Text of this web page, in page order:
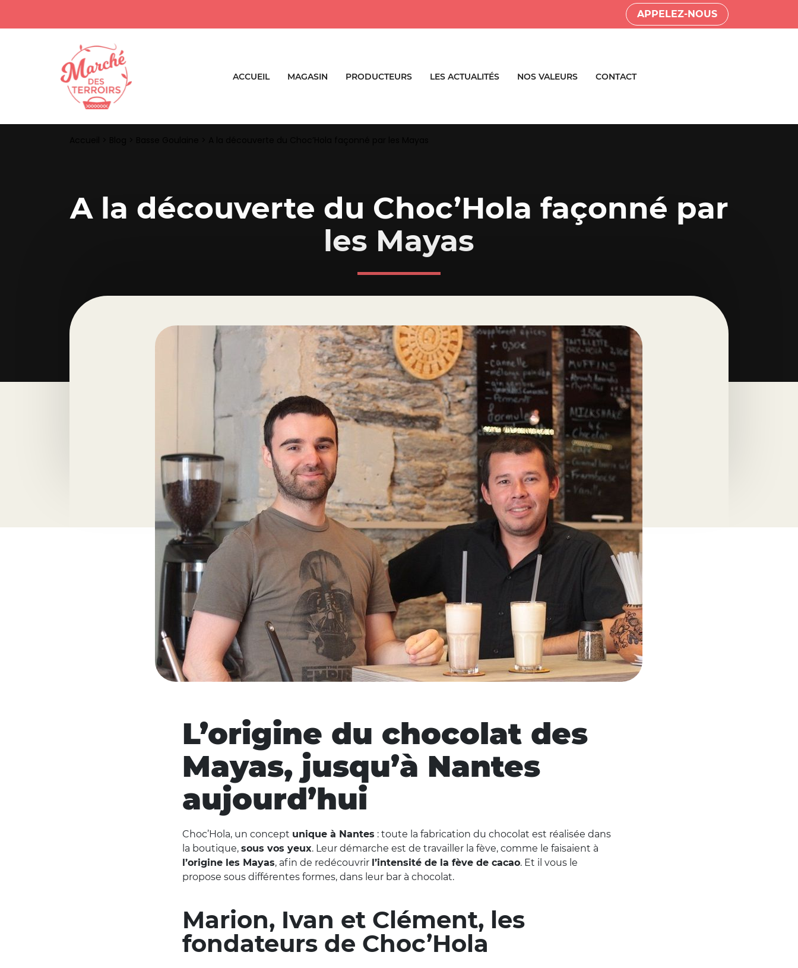
APPELEZ-NOUS
ACCUEIL MAGASIN PRODUCTEURS LES ACTUALITÉS NOS VALEURS CONTACT
A la découverte du Choc’Hola façonné par
les Mayas
L’origine du chocolat des
Mayas, jusqu’à Nantes
aujourd’hui
Choc’Hola, un concept unique à Nantes : toute la fabrication du chocolat est réalisée dans
la boutique, sous vos yeux. Leur démarche est de travailler la fève, comme le faisaient à
l’origine les Mayas, afin de redécouvrir l’intensité de la fève de cacao. Et il vous le
propose sous différentes formes, dans leur bar à chocolat.
Marion, Ivan et Clément, les
fondateurs de Choc’Hola